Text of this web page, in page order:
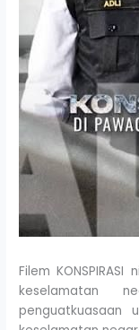
Filem
keselamatan
penguatkuasaan